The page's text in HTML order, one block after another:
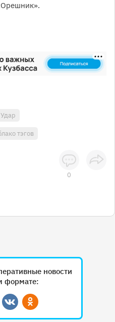
тэгов
0
новости
формате:
ВконтактеОдноклассники